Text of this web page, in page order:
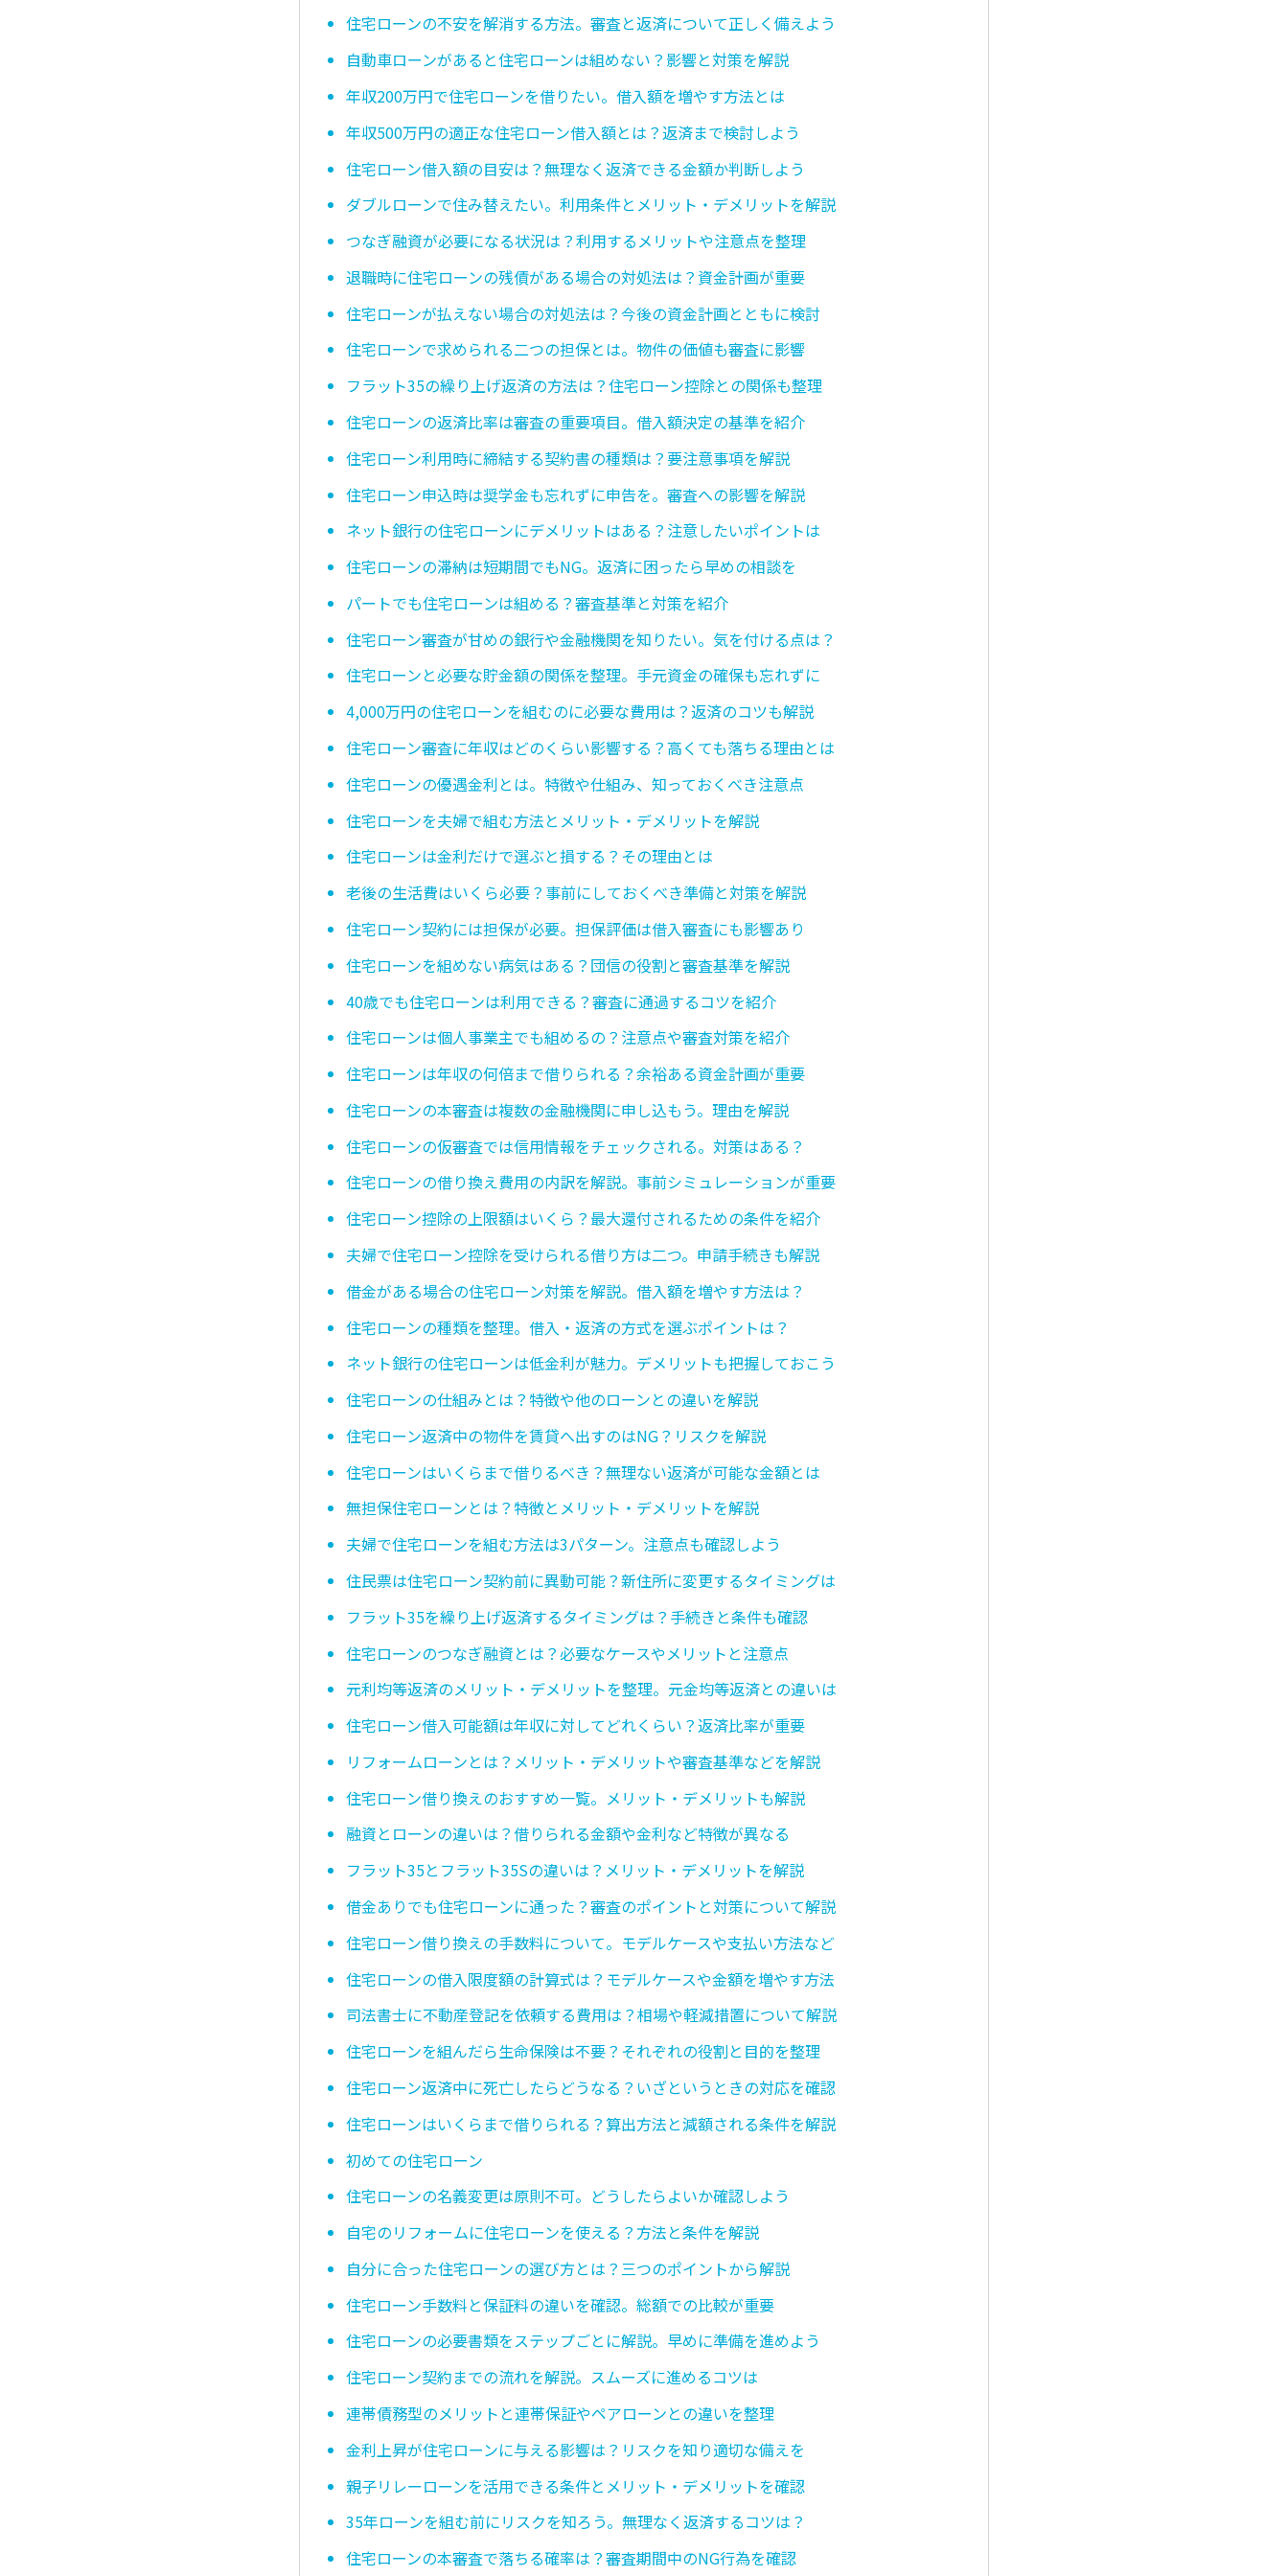
住宅ローンの不安を解消する方法。審査と返済について正しく備えよう
自動車ローンがあると住宅ローンは組めない？影響と対策を解説
年収200万円で住宅ローンを借りたい。借入額を増やす方法とは
年収500万円の適正な住宅ローン借入額とは？返済まで検討しよう
住宅ローン借入額の目安は？無理なく返済できる金額か判断しよう
ダブルローンで住み替えたい。利用条件とメリット・デメリットを解説
つなぎ融資が必要になる状況は？利用するメリットや注意点を整理
退職時に住宅ローンの残債がある場合の対処法は？資金計画が重要
住宅ローンが払えない場合の対処法は？今後の資金計画とともに検討
住宅ローンで求められる二つの担保とは。物件の価値も審査に影響
フラット35の繰り上げ返済の方法は？住宅ローン控除との関係も整理
住宅ローンの返済比率は審査の重要項目。借入額決定の基準を紹介
住宅ローン利用時に締結する契約書の種類は？要注意事項を解説
住宅ローン申込時は奨学金も忘れずに申告を。審査への影響を解説
ネット銀行の住宅ローンにデメリットはある？注意したいポイントは
住宅ローンの滞納は短期間でもNG。返済に困ったら早めの相談を
パートでも住宅ローンは組める？審査基準と対策を紹介
住宅ローン審査が甘めの銀行や金融機関を知りたい。気を付ける点は？
住宅ローンと必要な貯金額の関係を整理。手元資金の確保も忘れずに
4,000万円の住宅ローンを組むのに必要な費用は？返済のコツも解説
住宅ローン審査に年収はどのくらい影響する？高くても落ちる理由とは
住宅ローンの優遇金利とは。特徴や仕組み、知っておくべき注意点
住宅ローンを夫婦で組む方法とメリット・デメリットを解説
住宅ローンは金利だけで選ぶと損する？その理由とは
老後の生活費はいくら必要？事前にしておくべき準備と対策を解説
住宅ローン契約には担保が必要。担保評価は借入審査にも影響あり
住宅ローンを組めない病気はある？団信の役割と審査基準を解説
40歳でも住宅ローンは利用できる？審査に通過するコツを紹介
住宅ローンは個人事業主でも組めるの？注意点や審査対策を紹介
住宅ローンは年収の何倍まで借りられる？余裕ある資金計画が重要
住宅ローンの本審査は複数の金融機関に申し込もう。理由を解説
住宅ローンの仮審査では信用情報をチェックされる。対策はある？
住宅ローンの借り換え費用の内訳を解説。事前シミュレーションが重要
住宅ローン控除の上限額はいくら？最大還付されるための条件を紹介
夫婦で住宅ローン控除を受けられる借り方は二つ。申請手続きも解説
借金がある場合の住宅ローン対策を解説。借入額を増やす方法は？
住宅ローンの種類を整理。借入・返済の方式を選ぶポイントは？
ネット銀行の住宅ローンは低金利が魅力。デメリットも把握しておこう
住宅ローンの仕組みとは？特徴や他のローンとの違いを解説
住宅ローン返済中の物件を賃貸へ出すのはNG？リスクを解説
住宅ローンはいくらまで借りるべき？無理ない返済が可能な金額とは
無担保住宅ローンとは？特徴とメリット・デメリットを解説
夫婦で住宅ローンを組む方法は3パターン。注意点も確認しよう
住民票は住宅ローン契約前に異動可能？新住所に変更するタイミングは
フラット35を繰り上げ返済するタイミングは？手続きと条件も確認
住宅ローンのつなぎ融資とは？必要なケースやメリットと注意点
元利均等返済のメリット・デメリットを整理。元金均等返済との違いは
住宅ローン借入可能額は年収に対してどれくらい？返済比率が重要
リフォームローンとは？メリット・デメリットや審査基準などを解説
住宅ローン借り換えのおすすめ一覧。メリット・デメリットも解説
融資とローンの違いは？借りられる金額や金利など特徴が異なる
フラット35とフラット35Sの違いは？メリット・デメリットを解説
借金ありでも住宅ローンに通った？審査のポイントと対策について解説
住宅ローン借り換えの手数料について。モデルケースや支払い方法など
住宅ローンの借入限度額の計算式は？モデルケースや金額を増やす方法
司法書士に不動産登記を依頼する費用は？相場や軽減措置について解説
住宅ローンを組んだら生命保険は不要？それぞれの役割と目的を整理
住宅ローン返済中に死亡したらどうなる？いざというときの対応を確認
住宅ローンはいくらまで借りられる？算出方法と減額される条件を解説
初めての住宅ローン
住宅ローンの名義変更は原則不可。どうしたらよいか確認しよう
自宅のリフォームに住宅ローンを使える？方法と条件を解説
自分に合った住宅ローンの選び方とは？三つのポイントから解説
住宅ローン手数料と保証料の違いを確認。総額での比較が重要
住宅ローンの必要書類をステップごとに解説。早めに準備を進めよう
住宅ローン契約までの流れを解説。スムーズに進めるコツは
連帯債務型のメリットと連帯保証やペアローンとの違いを整理
金利上昇が住宅ローンに与える影響は？リスクを知り適切な備えを
親子リレーローンを活用できる条件とメリット・デメリットを確認
35年ローンを組む前にリスクを知ろう。無理なく返済するコツは？
住宅ローンの本審査で落ちる確率は？審査期間中のNG行為を確認